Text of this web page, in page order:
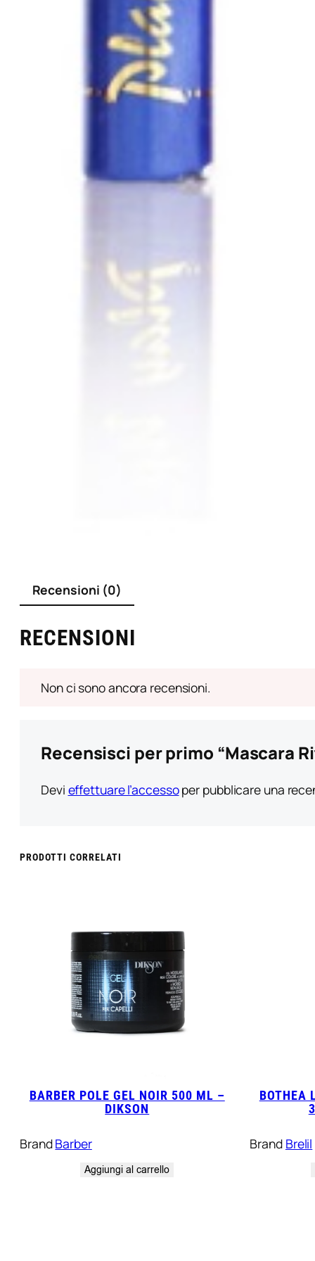
Recensioni (0)
RECENSIONI
Non ci sono ancora recensioni.
Recensisci per primo “Mascara
Devi effettuare l’accessoper pubblicare una
PRODOTTI CORRELATI
BARBER POLE GEL NOIR 500 ML –
DIKSON
BrandBarber
Aggiungi al carrello
BOTHEA
Brand Brelil